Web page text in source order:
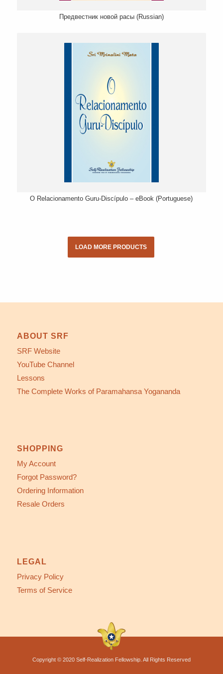
Предвестник новой расы (Russian)
O Relacionamento Guru-Discípulo – eBook (Portuguese)
LOAD MORE PRODUCTS
ABOUT SRF
SRF Website
YouTube Channel
Lessons
The Complete Works of Paramahansa Yogananda
SHOPPING
My Account
Forgot Password?
Ordering Information
Resale Orders
LEGAL
Privacy Policy
Terms of Service
Copyright © 2020 Self-Realization Fellowship. All Rights Reserved